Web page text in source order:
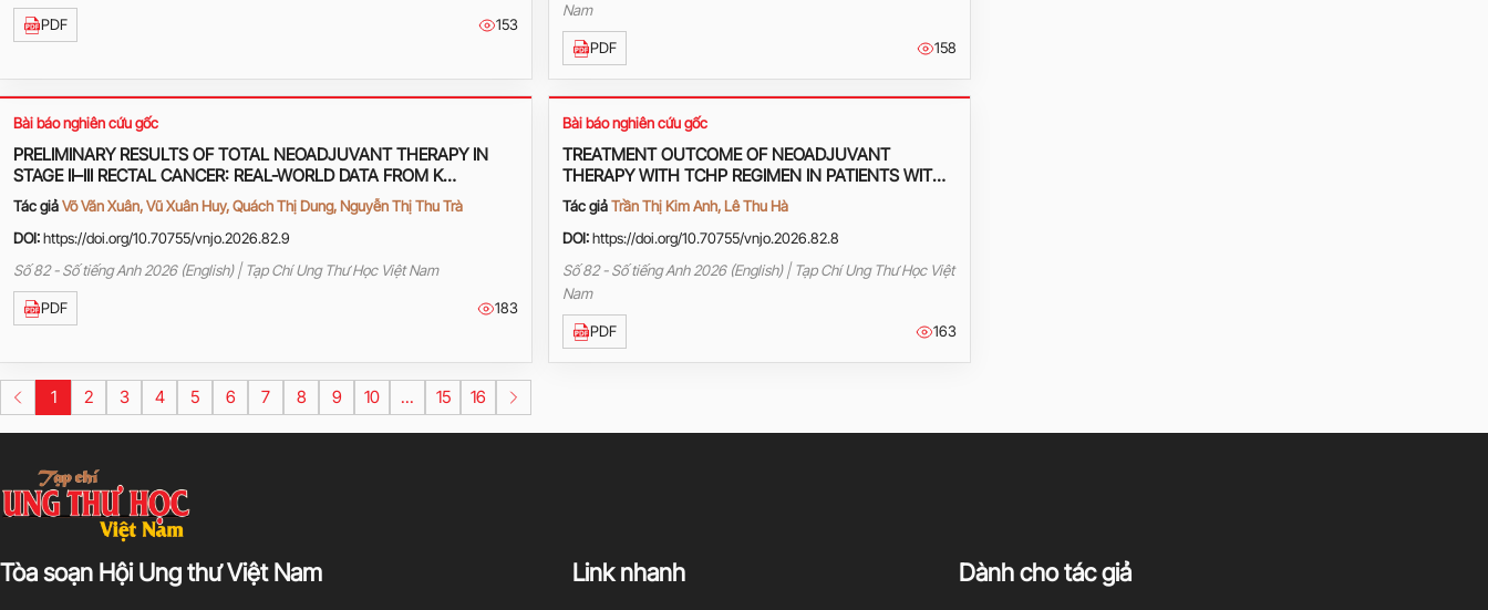
PDF 153
Nam
PDF 158
Bài báo nghiên cứu gốc
PRELIMINARY RESULTS OF TOTAL NEOADJUVANT THERAPY IN
STAGE II–III RECTAL CANCER: REAL-WORLD DATA FROM K
HOSPITAL
Tác giảVõ Văn Xuân, Vũ Xuân Huy, Quách Thị Dung, Nguyễn Thị Thu Trà
DOI:https://doi.org/10.70755/vnjo.2026.82.9
Số 82 - Số tiếng Anh 2026 (English) | Tạp Chí Ung Thư Học Việt Nam
PDF 183
Bài báo nghiên cứu gốc
TREATMENT OUTCOME OF NEOADJUVANT
THERAPY WITH TCHP REGIMEN IN PATIENTS WITH
HER2+ BREAST CANCER AT HANOI ONCOLOGY
HOSPITAL
Tác giảTrần Thị Kim Anh, Lê Thu Hà
DOI:https://doi.org/10.70755/vnjo.2026.82.8
Số 82 - Số tiếng Anh 2026 (English) | Tạp Chí Ung Thư Học Việt
Nam
PDF 163
1 2 3 4 5 6 7 8 9 10 ... 15 16
Tòa soạn Hội Ung thư Việt Nam Link nhanh Dành cho tác giả